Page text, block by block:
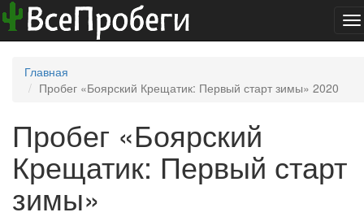
Главная
Пробег «Боярский Крещатик: Первый старт зимы» 2020
Пробег «Боярский
Крещатик: Первый старт
зимы»